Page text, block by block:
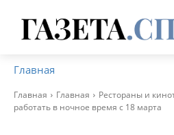
Главная
Главная Главная
Рестораны и
работать в ночное время с 18 марта